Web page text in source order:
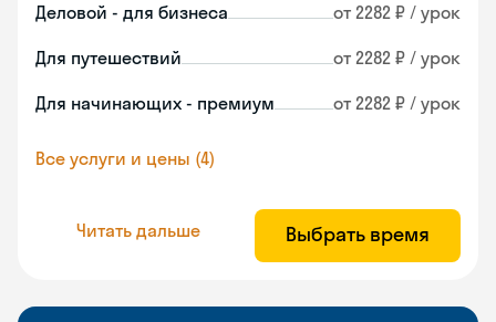
Деловой - для бизнеса от 2282 ₽ / урок
Для путешествий от 2282 ₽ / урок
Для начинающих - премиум от 2282 ₽ / урок
Все услуги и цены (4)
Читать дальше Выбрать время